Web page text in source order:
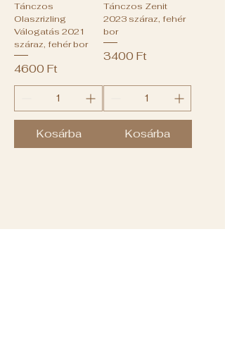
Tánczos
Olaszrizling
Válogatás 2021
száraz, fehér bor
Ár
4600 Ft
Kosárba
Tánczos Zenit
2023 száraz, fehér
bor
Ár
3400 Ft
Kosárba